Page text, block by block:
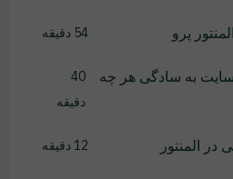
پرو 54 دقیقه
به سادگی هر چه
40
دقیقه
در المنتور 12 دقیقه